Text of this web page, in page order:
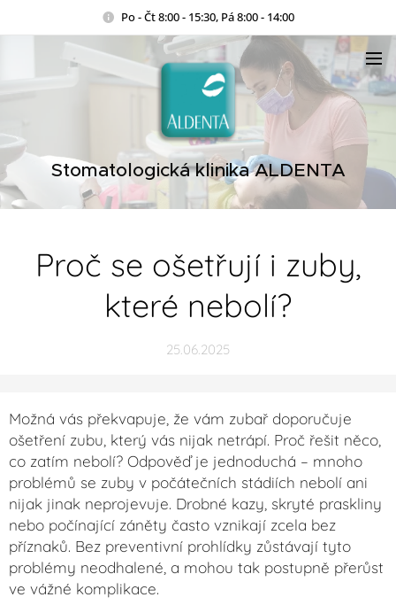
Po - Čt 8:00 - 15:30, Pá 8:00 - 14:00
Stomatologická klinika ALDENTA
Proč se ošetřují i zuby,
které nebolí?
25.06.2025
Možná vás překvapuje, že vám zubař doporučuje
ošetření zubu, který vás nijak netrápí. Proč řešit něco,
co zatím nebolí? Odpověď je jednoduchá – mnoho
problémů se zuby v počátečních stádiích nebolí ani
nijak jinak neprojevuje. Drobné kazy, skryté praskliny
nebo počínající záněty často vznikají zcela bez
příznaků. Bez preventivní prohlídky zůstávají tyto
problémy neodhalené, a mohou tak postupně přerůst
ve vážné komplikace.